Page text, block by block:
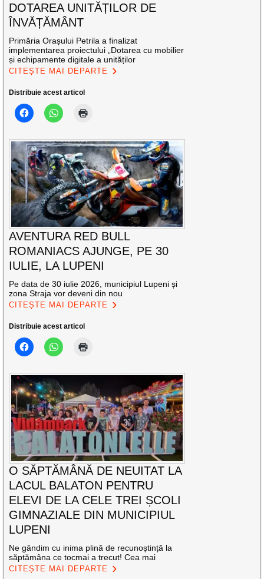
DOTAREA UNITĂȚILOR DE
ÎNVĂȚĂMÂNT
Primăria Orașului Petrila a finalizat
implementarea proiectului „Dotarea cu mobilier
și echipamente digitale a unităților
CITEȘTE MAI DEPARTE
Distribuie acest articol
AVENTURA RED BULL
ROMANIACS AJUNGE, PE 30
IULIE, LA LUPENI
Pe data de 30 iulie 2026, municipiul Lupeni și
zona Straja vor deveni din nou
CITEȘTE MAI DEPARTE
Distribuie acest articol
O SĂPTĂMÂNĂ DE NEUITAT LA
LACUL BALATON PENTRU
ELEVI DE LA CELE TREI ȘCOLI
GIMNAZIALE DIN MUNICIPIUL
LUPENI
Ne gândim cu inima plină de recunoștință la
săptămâna ce tocmai a trecut! Cea mai
CITEȘTE MAI DEPARTE